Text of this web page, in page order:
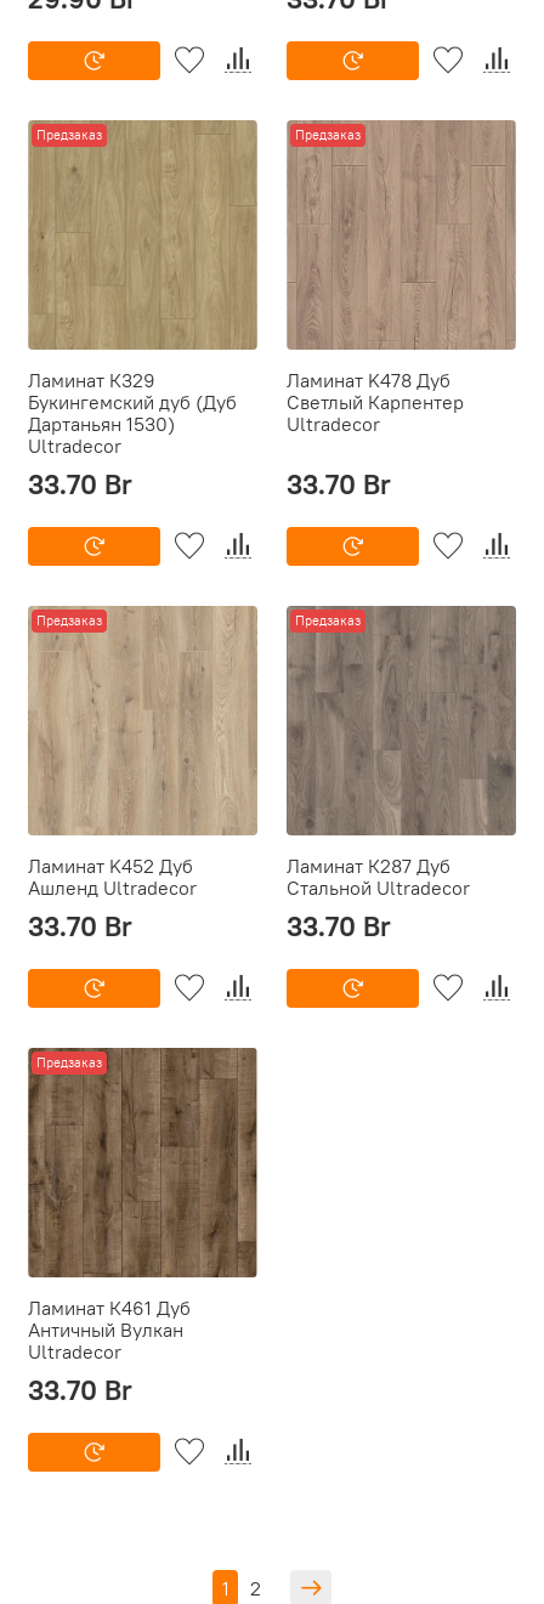
Предзаказ
Ламинат К329
Букингемский дуб (Дуб
Дартаньян 1530)
Ultradecor
33.70 Br
Предзаказ
Ламинат K478 Дуб
Светлый Карпентер
Ultradecor
33.70 Br
Предзаказ
Ламинат K452 Дуб
Ашленд Ultradecor
33.70 Br
Предзаказ
Ламинат К287 Дуб
Стальной Ultradecor
33.70 Br
Предзаказ
Ламинат К461 Дуб
Античный Вулкан
Ultradecor
33.70 Br
1 2